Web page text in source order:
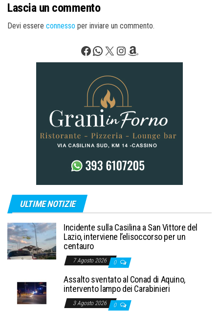
Lascia un commento
Devi essere connesso per inviare un commento.
Facebook
WhatsApp
X Instagram
Amazon
ULTIME NOTIZIE
Incidente sulla Casilina a San Vittore del
Lazio, interviene l’elisoccorso per un
centauro
7 Agosto 2026 0
Assalto sventato al Conad di Aquino,
intervento lampo dei Carabinieri
3 Agosto 2026 0